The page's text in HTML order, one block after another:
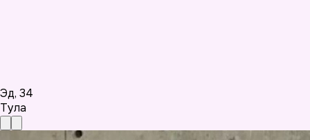
Эд, 34
Тула